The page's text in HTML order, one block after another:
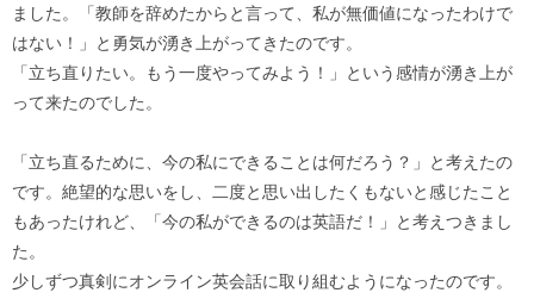
ました。「教師を辞めたからと言って、私が無価値になったわけで
はない！」と勇気が湧き上がってきたのです。
「立ち直りたい。もう一度やってみよう！」という感情が湧き上が
って来たのでした。
「立ち直るために、今の私にできることは何だろう？」と考えたの
です。絶望的な思いをし、二度と思い出したくもないと感じたこと
もあったけれど、「今の私ができるのは英語だ！」と考えつきまし
た。
少しずつ真剣にオンライン英会話に取り組むようになったのです。